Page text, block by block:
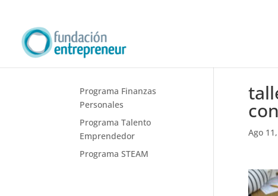
Ago
Programa Finanzas
Personales
Programa Talento
Emprendedor
Programa STEAM